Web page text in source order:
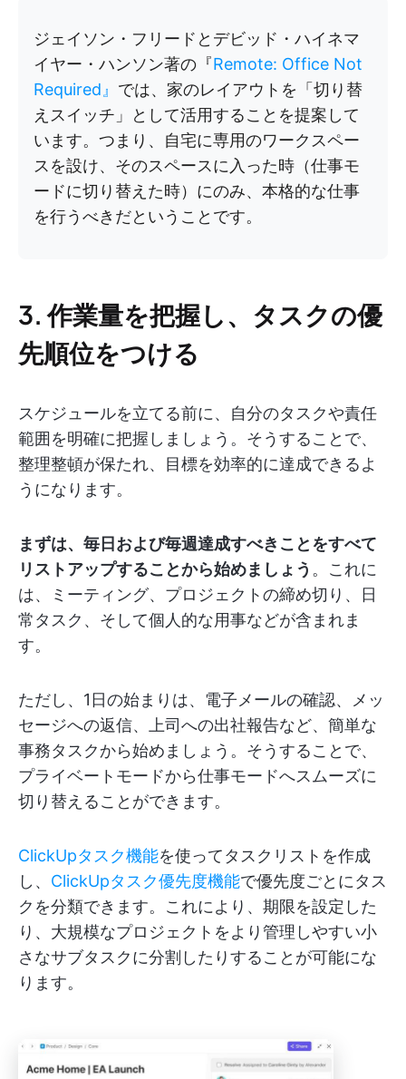
ジェイソン・フリードとデビッド・ハイネマ
イヤー・ハンソン著の『Remote: Office Not
Required』 では、家のレイアウトを「切り替
えスイッチ」として活用することを提案して
います。つまり、自宅に専用のワークスペー
スを設け、そのスペースに入った時（仕事モ
ードに切り替えた時）にのみ、本格的な仕事
を行うべきだということです。
3. 作業量を把握し、タスクの優
先順位をつける
スケジュールを立てる前に、自分のタスクや責任
範囲を明確に把握しましょう。そうすることで、
整理整頓が保たれ、目標を効率的に達成できるよ
うになります。
まずは、毎日および毎週達成すべきことをすべて
リストアップすることから始めましょう 。これに
は、ミーティング、プロジェクトの締め切り、日
常タスク、そして個人的な用事などが含まれま
す。
ただし、1日の始まりは、電子メールの確認、メッ
セージへの返信、上司への出社報告など、簡単な
事務タスクから始めましょう。そうすることで、
プライベートモードから仕事モードへスムーズに
切り替えることができます。
ClickUpタスク機能を使ってタスクリストを作成
し、 ClickUpタスク優先度機能で優先度ごとにタス
クを分類できます。これにより、期限を設定した
り、大規模なプロジェクトをより管理しやすい小
さなサブタスクに分割したりすることが可能にな
ります。